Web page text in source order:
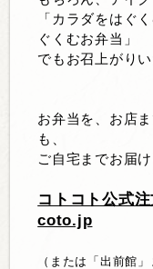
「カラダをはぐ
ぐくむお弁当」
でもお召上がりい
お弁当を、お店
も、
ご自宅までお届
コトコト公式
coto.jp
（または「出前館